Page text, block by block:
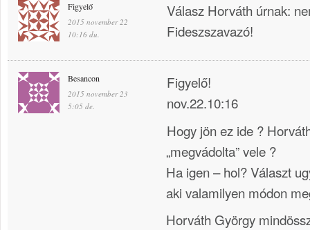
Figyelő
2015 november 22
10:16 du.
Válasz Horváth úrnak:
Fideszszavazó!
Besancon
2015 november 23
5:05 de.
Figyelő!
nov.22.10:16
Hogy jön ez ide ?
„megvádolta” vele ?
Ha igen – hol? Választ
aki valamilyen módon
Horváth György